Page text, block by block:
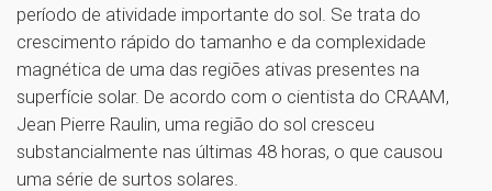
período de atividade importante do sol. Se trata do
crescimento rápido do tamanho e da complexidade
magnética de uma das regiões ativas presentes na
superfície solar. De acordo com o cientista do CRAAM,
Jean Pierre Raulin, uma região do sol cresceu
substancialmente nas últimas 48 horas, o que causou
uma série de surtos solares.